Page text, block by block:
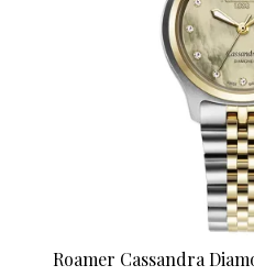
Roamer Cassandra